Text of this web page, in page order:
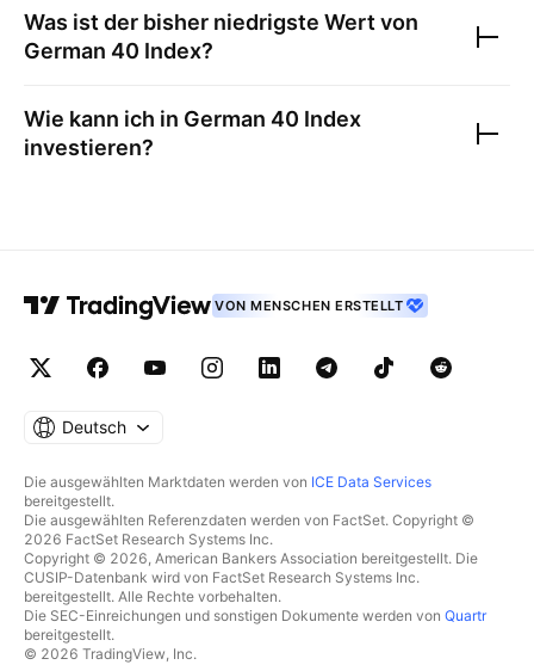
Was ist der bisher niedrigste Wert von
German 40 Index?
Wie kann ich in German 40 Index
investieren?
VON MENSCHEN ERSTELLT
Deutsch
Die ausgewählten Marktdaten werden von ICE Data Services
bereitgestellt.
Die ausgewählten Referenzdaten werden von FactSet. Copyright ©
2026 FactSet Research Systems Inc.
Copyright © 2026, American Bankers Association bereitgestellt. Die
CUSIP-Datenbank wird von FactSet Research Systems Inc.
bereitgestellt. Alle Rechte vorbehalten.
Die SEC-Einreichungen und sonstigen Dokumente werden von Quartr
bereitgestellt.
© 2026 TradingView, Inc.